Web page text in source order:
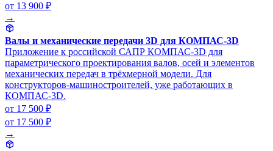
от 13 900 ₽
→
Валы и механические передачи 3D для КОМПАС-3D
Приложение к российской САПР КОМПАС-3D для
параметрического проектирования валов, осей и элементов
механических передач в трёхмерной модели. Для
конструкторов-машиностроителей, уже работающих в
КОМПАС-3D.
от 17 500 ₽
от 17 500 ₽
→